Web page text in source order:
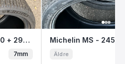
20 + 295/30-21
Michelin MS 245/35-20 + 295/30-21
7mm
Michelin MS -
Äldre